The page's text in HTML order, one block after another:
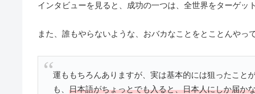
インタビューを見ると、成功の一つは、全世界をターゲッ
また、誰もやらないような、おバカなことをとことんやっ
運ももちろんありますが、実は基本的には狙ったこと
も、 日本語がちょっとでも入ると、日本人にしか届か